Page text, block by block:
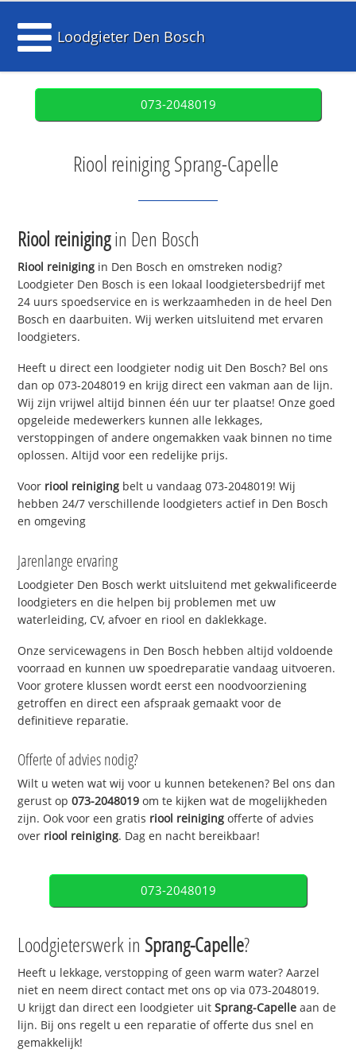
Loodgieter Den Bosch
073-2048019
Riool reiniging Sprang-Capelle
Riool reinigingin Den Bosch
Riool reiniging in Den Bosch en omstreken nodig?
Loodgieter Den Bosch is een lokaal loodgietersbedrijf met
24 uurs spoedservice en is werkzaamheden in de heel Den
Bosch en daarbuiten. Wij werken uitsluitend met ervaren
loodgieters.
Heeft u direct een loodgieter nodig uit Den Bosch? Bel ons
dan op 073-2048019 en krijg direct een vakman aan de lijn.
Wij zijn vrijwel altijd binnen één uur ter plaatse! Onze goed
opgeleide medewerkers kunnen alle lekkages,
verstoppingen of andere ongemakken vaak binnen no time
oplossen. Altijd voor een redelijke prijs.
Voor riool reiniging belt u vandaag 073-2048019! Wij
hebben 24/7 verschillende loodgieters actief in Den Bosch
en omgeving
Jarenlange ervaring
Loodgieter Den Bosch werkt uitsluitend met gekwalificeerde
loodgieters en die helpen bij problemen met uw
waterleiding, CV, afvoer en riool en daklekkage.
Onze servicewagens in Den Bosch hebben altijd voldoende
voorraad en kunnen uw spoedreparatie vandaag uitvoeren.
Voor grotere klussen wordt eerst een noodvoorziening
getroffen en direct een afspraak gemaakt voor de
definitieve reparatie.
Offerte of advies nodig?
Wilt u weten wat wij voor u kunnen betekenen? Bel ons dan
gerust op073-2048019 om te kijken wat de mogelijkheden
zijn. Ook voor een gratis riool reiniging offerte of advies
over riool reiniging. Dag en nacht bereikbaar!
073-2048019
Loodgieterswerk in Sprang-Capelle?
Heeft u lekkage, verstopping of geen warm water? Aarzel
niet en neem direct contact met ons op via 073-2048019.
U krijgt dan direct een loodgieter uitSprang-Capelle aan de
lijn. Bij ons regelt u een reparatie of offerte dus snel en
gemakkelijk!